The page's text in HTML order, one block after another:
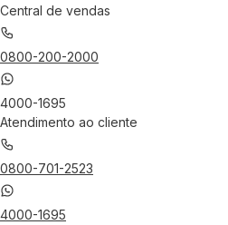
Central de vendas
0800-200-2000
4000-1695
Atendimento ao cliente
0800-701-2523
4000-1695